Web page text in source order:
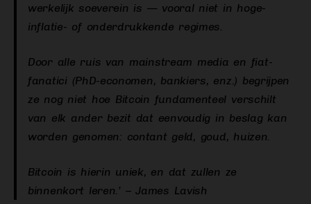
werkelijk soeverein is — vooral niet in hoge-
inflatie- of onderdrukkende regimes.
Door alle ruis van mainstream media en fiat-
fanatici (PhD-economen, bankiers, enz.) begrijpen
ze nog niet hoe Bitcoin fundamenteel verschilt
van elk ander bezit dat eenvoudig in beslag kan
worden genomen: contant geld, goud, huizen.
Bitcoin is hierin uniek, en dat zullen ze
binnenkort leren.’ – James Lavish